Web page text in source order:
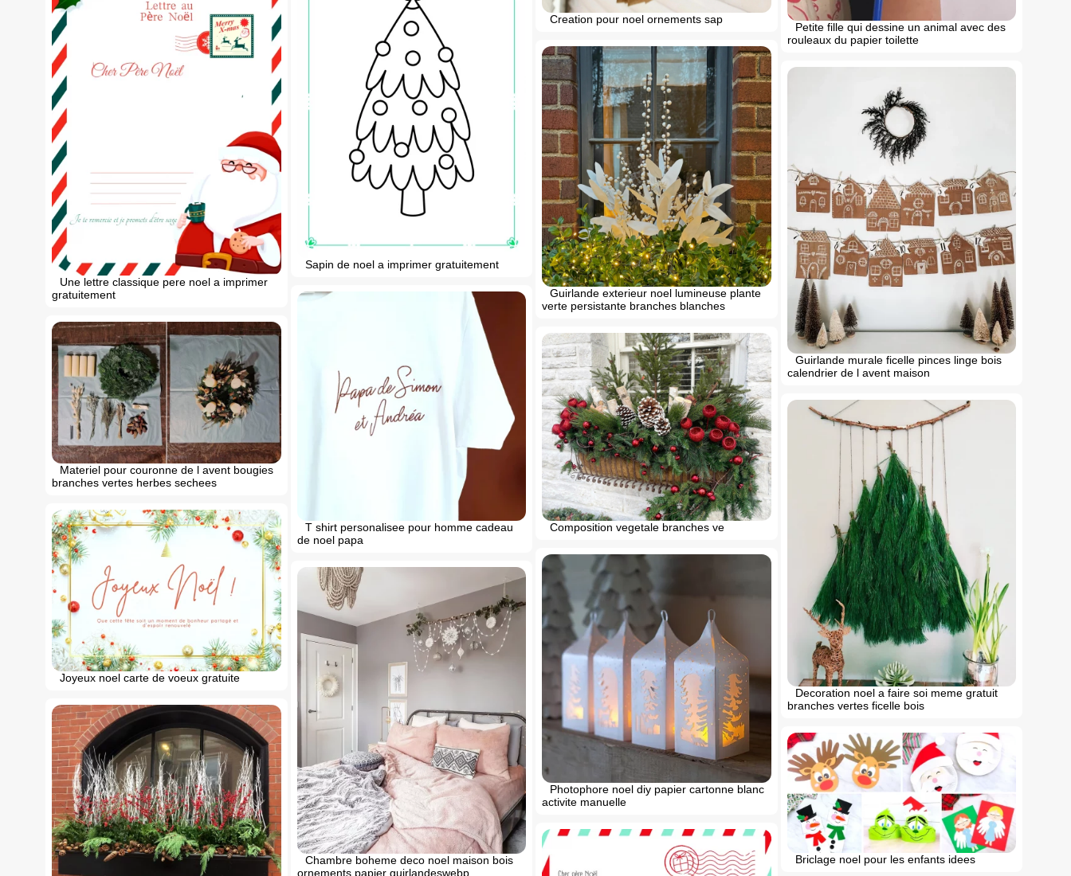
Petite fille qui dessine un animal avec des
rouleaux du papier toilette
Creation pour noel ornements sap
Sapin de noel a imprimer gratuitement
Une lettre classique pere noel a imprimer
gratuitement
Guirlande exterieur noel lumineuse plante
verte persistante branches blanches
Guirlande murale ficelle pinces linge bois
calendrier de l avent maison
T shirt personalisee pour homme cadeau
de noel papa
Materiel pour couronne de l avent bougies
branches vertes herbes sechees
Composition vegetale branches ve
Decoration noel a faire soi meme gratuit
branches vertes ficelle bois
Joyeux noel carte de voeux gratuite
Photophore noel diy papier cartonne blanc
activite manuelle
Chambre boheme deco noel maison bois
ornements papier guirlandeswebp
Briclage noel pour les enfants idees